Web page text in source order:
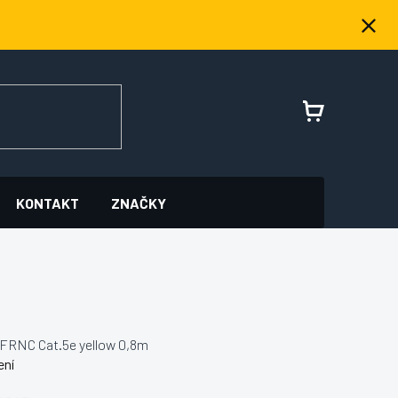
NÁKUPNÍ
KONTAKT ZNAČKY
Cat.5e yellow 0,8m